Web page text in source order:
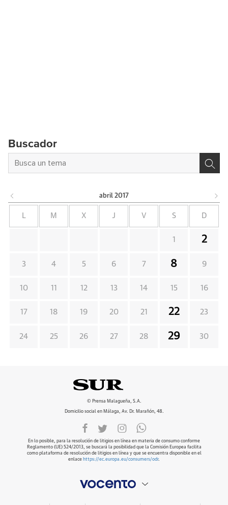
Buscador
abril 2017
L M X J V S D
1 2
3 4 5 6 7 8 9
10 11 12 13 14 15 16
17 18 19 20 21 22 23
24 25 26 27 28 29 30
© Prensa Malagueña, S.A.
Domicilio social en Málaga, Av. Dr. Marañón, 48.
En lo posible, para la resolución de litigios en línea en materia de consumo conforme
Reglamento (UE) 524/2013, se buscará la posibilidad que la Comisión Europea facilita
como plataforma de resolución de litigios en línea y que se encuentra disponible en el
enlace https://ec.europa.eu/consumers/odr.